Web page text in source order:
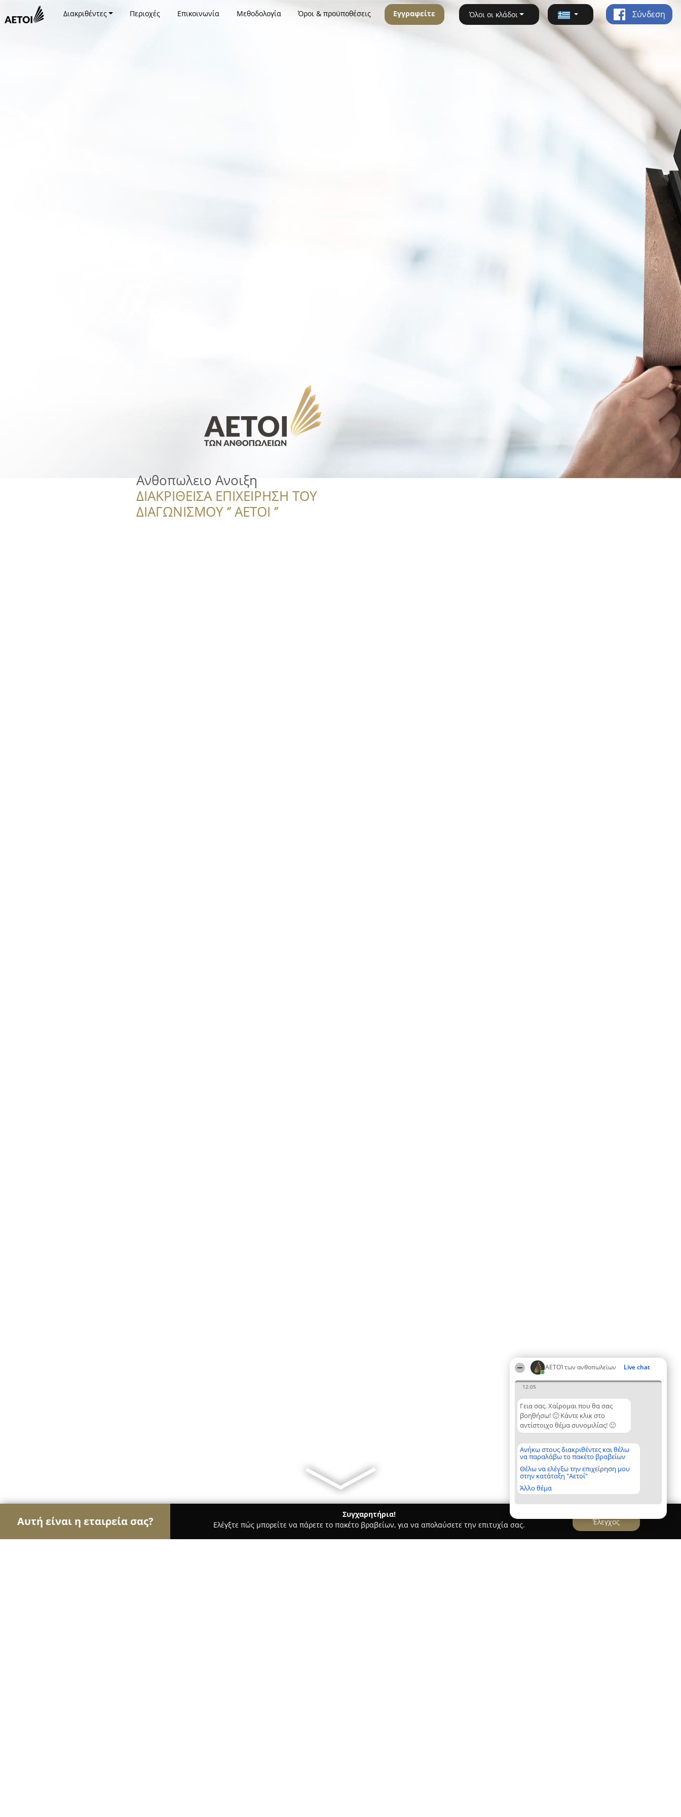
ΑΕΤΟΊ των ανθοπωλείων Live chat
12:05
Γεια σας. Χαίρομαι που θα σας
βοηθήσω! 🙂 Κάντε κλικ στο
αντίστοιχο θέμα συνομιλίας! 🙂
Ανήκω στους διακριθέντες και θέλω
να παραλάβω το πακέτο βραβείων
Θέλω να ελέγξω την επιχείρηση μου
στην κατάταξη "Αετοί"
Άλλο θέμα
Διακριθέντες Περιοχές Επικοινωνία Μεθοδολογία Όροι & προϋποθέσεις Εγγραφείτε Όλοι οι κλάδοι Σύνδεση
Ανθοπωλειο Ανοιξη
ΔΙΑΚΡΙΘΕΙΣΑ ΕΠΙΧΕΙΡΗΣΗ ΤΟΥ
ΔΙΑΓΩΝΙΣΜΟΥ ‘’ ΑΕΤΟΙ ‘’
Αυτή είναι η εταιρεία σας?
Συγχαρητήρια!
Ελέγξτε πώς μπορείτε να πάρετε το πακέτο βραβείων, για να απολαύσετε την επιτυχία σας.
Έλεγχος